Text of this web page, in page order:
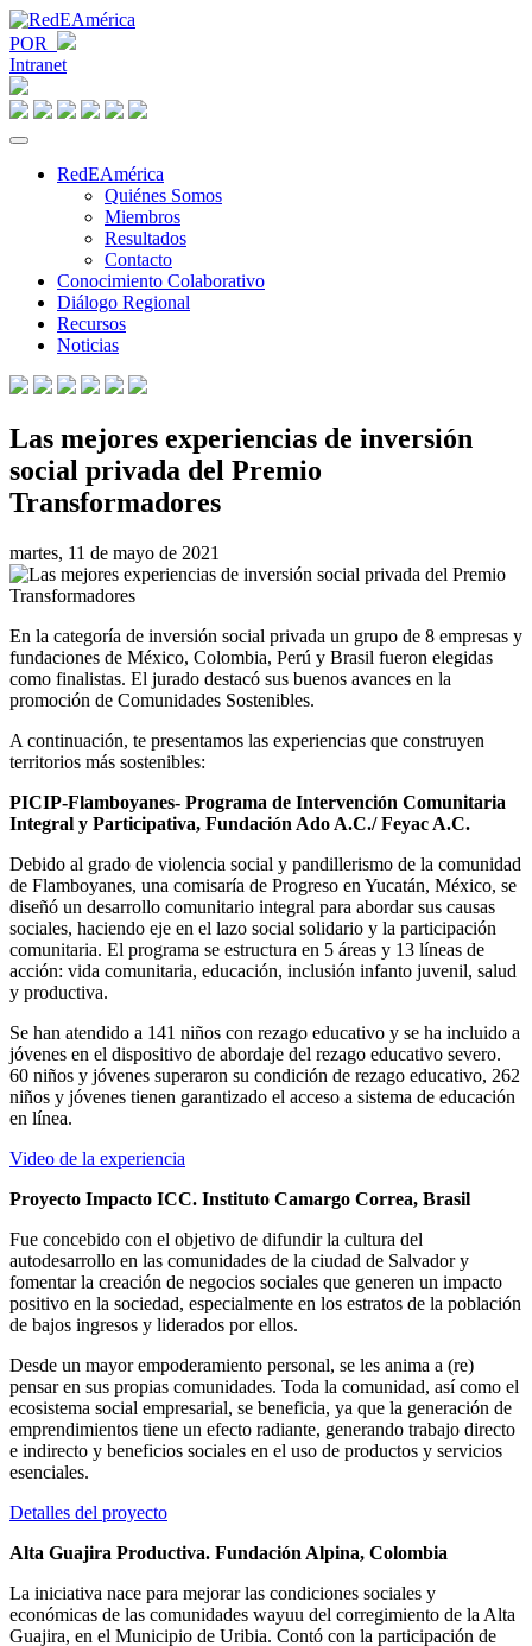
POR
Intranet
RedEAmérica
Quiénes Somos
Miembros
Resultados
Contacto
Conocimiento Colaborativo
Diálogo Regional
Recursos
Noticias
Las mejores experiencias de inversión
social privada del Premio
Transformadores
martes, 11 de mayo de 2021
En la categoría de inversión social privada un grupo de 8 empresas y
fundaciones de México, Colombia, Perú y Brasil fueron elegidas
como finalistas. El jurado destacó sus buenos avances en la
promoción de Comunidades Sostenibles.
A continuación, te presentamos las experiencias que construyen
territorios más sostenibles:
PICIP-Flamboyanes- Programa de Intervención Comunitaria
Integral y Participativa, Fundación Ado A.C./ Feyac A.C.
Debido al grado de violencia social y pandillerismo de la comunidad
de Flamboyanes, una comisaría de Progreso en Yucatán, México, se
diseñó un desarrollo comunitario integral para abordar sus causas
sociales, haciendo eje en el lazo social solidario y la participación
comunitaria. El programa se estructura en 5 áreas y 13 líneas de
acción: vida comunitaria, educación, inclusión infanto juvenil, salud
y productiva.
Se han atendido a 141 niños con rezago educativo y se ha incluido a
jóvenes en el dispositivo de abordaje del rezago educativo severo.
60 niños y jóvenes superaron su condición de rezago educativo, 262
niños y jóvenes tienen garantizado el acceso a sistema de educación
en línea.
Video de la experiencia
Proyecto Impacto ICC. Instituto Camargo Correa, Brasil
Fue concebido con el objetivo de difundir la cultura del
autodesarrollo en las comunidades de la ciudad de Salvador y
fomentar la creación de negocios sociales que generen un impacto
positivo en la sociedad, especialmente en los estratos de la población
de bajos ingresos y liderados por ellos.
Desde un mayor empoderamiento personal, se les anima a (re)
pensar en sus propias comunidades. Toda la comunidad, así como el
ecosistema social empresarial, se beneficia, ya que la generación de
emprendimientos tiene un efecto radiante, generando trabajo directo
e indirecto y beneficios sociales en el uso de productos y servicios
esenciales.
Detalles del proyecto
Alta Guajira Productiva. Fundación Alpina, Colombia
La iniciativa nace para mejorar las condiciones sociales y
económicas de las comunidades wayuu del corregimiento de la Alta
Guajira, en el Municipio de Uribia. Contó con la participación de